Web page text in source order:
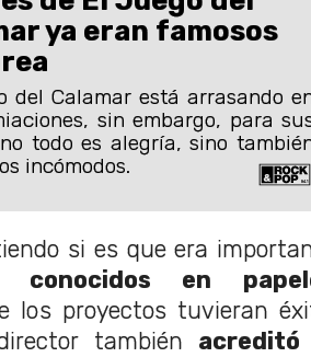
ya eran famosos
del Calamar está arrasando
sin embargo, para
todo es alegría, sino
incómodos.
si es que era
en
los proyectos tuvieran
también acreditó